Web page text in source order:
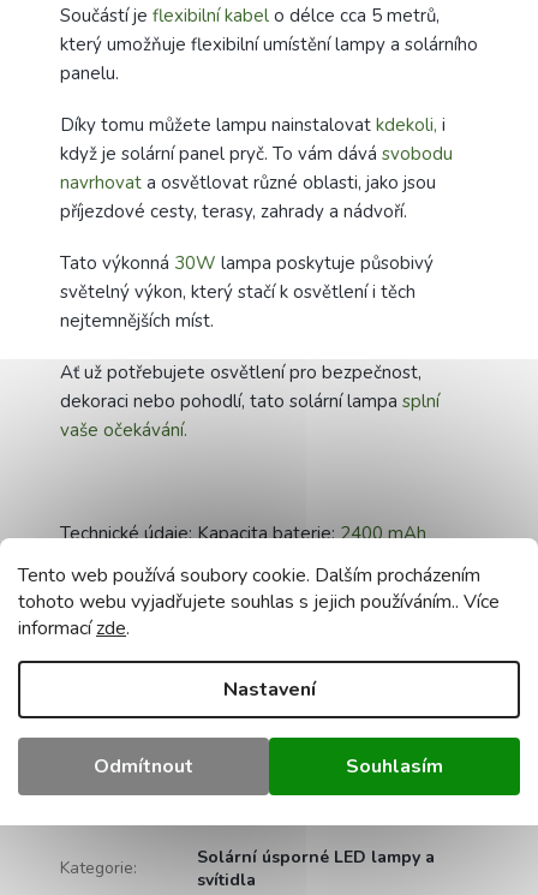
Tento web používá soubory cookie. Dalším procházením
tohoto webu vyjadřujete souhlas s jejich používáním.. Více
informacízde.
Nastavení
Odmítnout Souhlasím
Součástí je flexibilní kabel o délce cca 5 metrů,
který umožňuje flexibilní umístění lampy a solárního
panelu.
Díky tomu můžete lampu nainstalovat kdekoli, i
když je solární panel pryč. To vám dává svobodu
navrhovat a osvětlovat různé oblasti, jako jsou
příjezdové cesty, terasy, zahrady a nádvoří.
Tato výkonná 30W lampa poskytuje působivý
světelný výkon, který stačí k osvětlení i těch
nejtemnějších míst.
Ať už potřebujete osvětlení pro bezpečnost,
dekoraci nebo pohodlí, tato solární lampa splní
vaše očekávání.
Technické údaje: Kapacita baterie:2400 mAh
30W 2400lm Úhel paprsku: 120 stupňů
Nastavitelné osvětlení:
Ano, 3 režimy svícení -
stmívatelné tlačítkem na lampě a dálkovém
čidlo: Ano. Doba nabíjení:
Světelný zdroj:
Třída těsnosti:IP44Materiál:ABS Včetně
dálkového ovládání!
Kategorie:
Solární úsporné LED lampy a
svítidla